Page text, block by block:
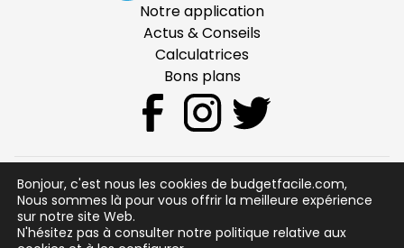
Notre application
Actus & Conseils
Calculatrices
Bons plans
CGU
Mentions Légales
Sécurité
Bonjour, c'est nous les cookies de budgetfacile.com,
Nous sommes là pour vous offrir la meilleure expérience
sur notre site Web.
N'hésitez pas à consulter notre politique relative aux